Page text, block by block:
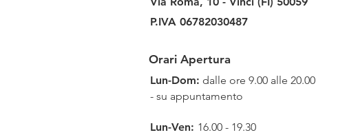
P.IVA 06782030487
Orari Apertura
Lun-Dom: dalle ore 9.00 alle 20.00
- su appuntamento
Lun-Ven: 16.00 - 19.30